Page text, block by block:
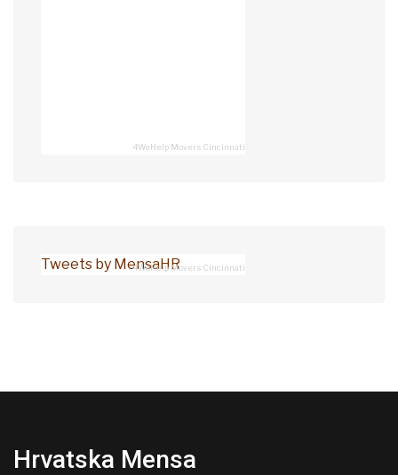
4WeHelp Movers Cincinnati
Tweets by MensaHR4WeHelp Movers Cincinnati
Hrvatska Mensa